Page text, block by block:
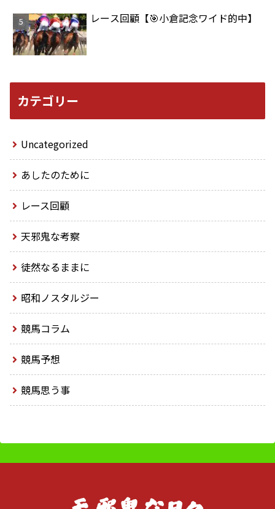
レース回顧【🎯小倉記念ワイド的中】
カテゴリー
Uncategorized
あしたのために
レース回顧
天邪鬼な考察
徒然なるままに
昭和ノスタルジー
競馬コラム
競馬予想
競馬思う事